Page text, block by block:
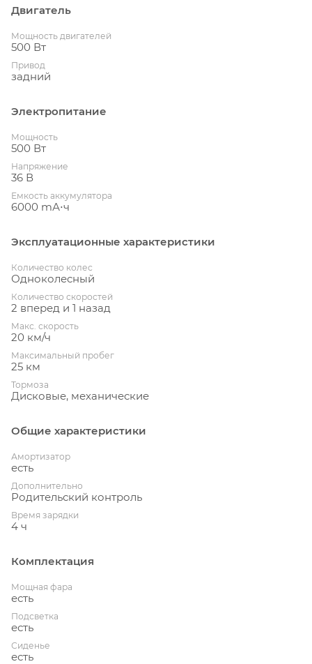
Двигатель
Мощность двигателей
500 Вт
Привод
задний
Электропитание
Мощность
500 Вт
Напряжение
36 В
Емкость аккумулятора
6000 mА⋅ч
Эксплуатационные характеристики
Количество колес
Одноколесный
Количество скоростей
2 вперед и 1 назад
Макс. скорость
20 км/ч
Максимальный пробег
25 км
Тормоза
Дисковые, механические
Общие характеристики
Амортизатор
есть
Дополнительно
Родительский контроль
Время зарядки
4 ч
Комплектация
Мощная фара
есть
Подсветка
есть
Сиденье
есть